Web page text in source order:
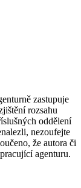
zastupuje
rozsahu
oddělení
nezoufejte
že autora či
agenturu.